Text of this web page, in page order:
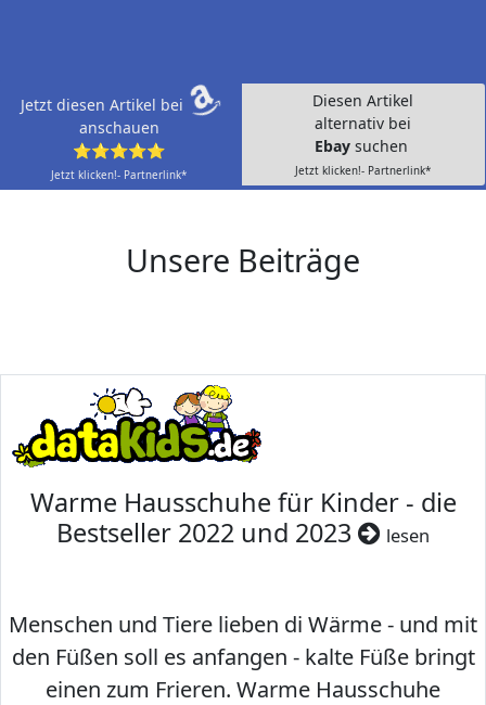
Jetzt diesen Artikel bei
anschauen
⭐⭐⭐⭐⭐
Jetzt klicken!- Partnerlink*
Diesen Artikel
alternativ bei
Ebay suchen
Jetzt klicken!- Partnerlink*
Unsere Beiträge
Warme Hausschuhe für Kinder - die
Bestseller 2022 und 2023
lesen
Menschen und Tiere lieben di Wärme - und mit
den Füßen soll es anfangen - kalte Füße bringt
einen zum Frieren. Warme Hausschuhe